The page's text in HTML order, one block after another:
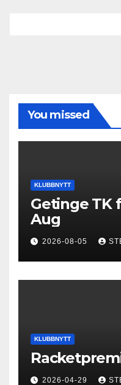
You missed
KLUBBNYTT
Getinge TK
Aug
2026-08-05
KLUBBNYTT
2026-04-29